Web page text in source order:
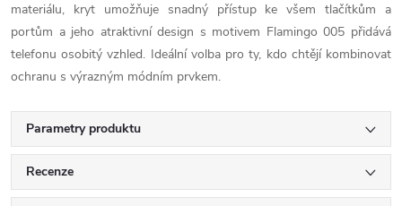
materiálu, kryt umožňuje snadný přístup ke všem tlačítkům a
portům a jeho atraktivní design s motivem Flamingo 005 přidává
telefonu osobitý vzhled. Ideální volba pro ty, kdo chtějí kombinovat
ochranu s výrazným módním prvkem.
Parametry produktu
Recenze